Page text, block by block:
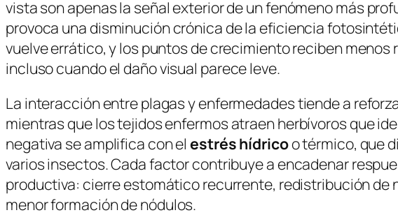
vista son apenas la señal exterior de un fenómeno más
provoca una disminución crónica de la eficiencia
vuelve errático, y los puntos de crecimiento reciben
incluso cuando el daño visual parece leve.
La interacción entre plagas y enfermedades tiende a
mientras que los tejidos enfermos atraen herbívoros que
negativa se amplifica con elestrés hídricoo térmico, que
varios insectos. Cada factor contribuye a encadenar
productiva: cierre estomático recurrente, redistribución
menor formación de nódulos.